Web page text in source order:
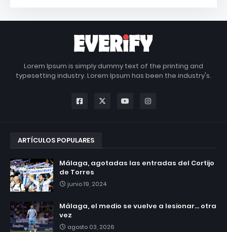
Lorem Ipsum is simply dummy text of the printing and
typesetting industry. Lorem Ipsum has been the industry's.
ARTÍCULOS POPULARES
Málaga, agotadas las entradas del Cortijo
de Torres
junio 19, 2024
Málaga, el medio se vuelve a lesionar... otra
vez
agosto 03, 2026